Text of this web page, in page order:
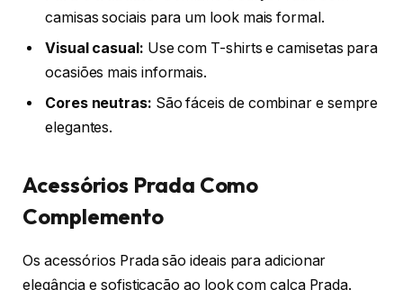
camisas sociais para um look mais formal.
Visual casual: Use com T-shirts e camisetas para
ocasiões mais informais.
Cores neutras: São fáceis de combinar e sempre
elegantes.
Acessórios Prada Como
Complemento
Os acessórios Prada são ideais para adicionar
elegância e sofisticação ao look com calça Prada.